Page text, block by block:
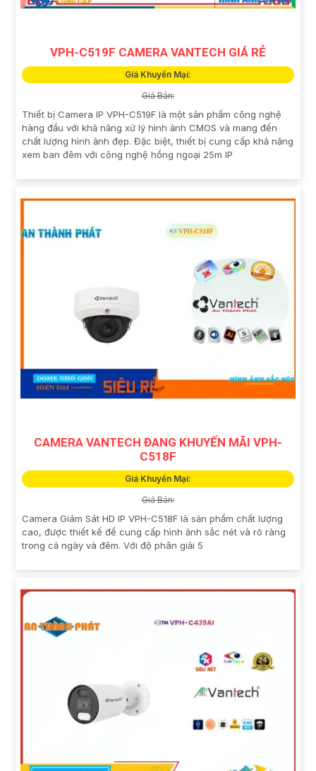
VPH-C519F CAMERA VANTECH GIÁ RẺ
Giá Khuyến Mại:
Giá Bán:
Thiết bị Camera IP VPH-C519F là một sản phẩm công nghệ
hàng đầu với khả năng xử lý hình ảnh CMOS và mang đến
chất lượng hình ảnh đẹp. Đặc biệt, thiết bị cung cấp khả năng
xem ban đêm với công nghệ hồng ngoại 25m IP
CAMERA VANTECH ĐANG KHUYẾN MÃI VPH-
C518F
Giá Khuyến Mại:
Giá Bán:
Camera Giám Sát HD IP VPH-C518F là sản phẩm chất lượng
cao, được thiết kế để cung cấp hình ảnh sắc nét và rõ ràng
trong cả ngày và đêm. Với độ phân giải 5